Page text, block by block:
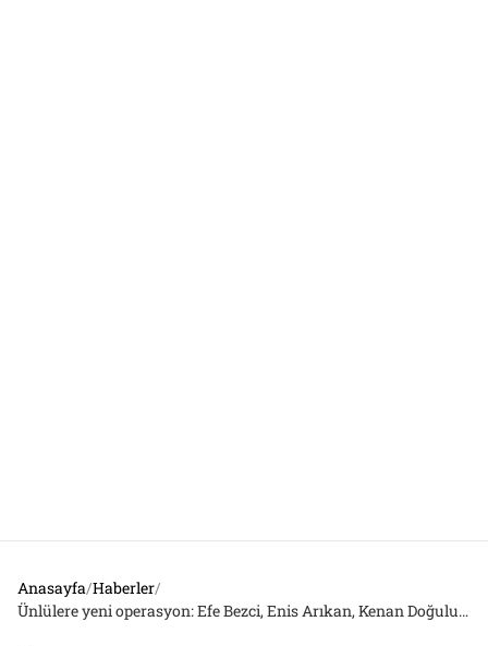
Anasayfa/Haberler/
Ünlülere yeni operasyon: Efe Bezci, Enis Arıkan, Kenan Doğulu, Beren Saat, Kerimcan Durmaz…